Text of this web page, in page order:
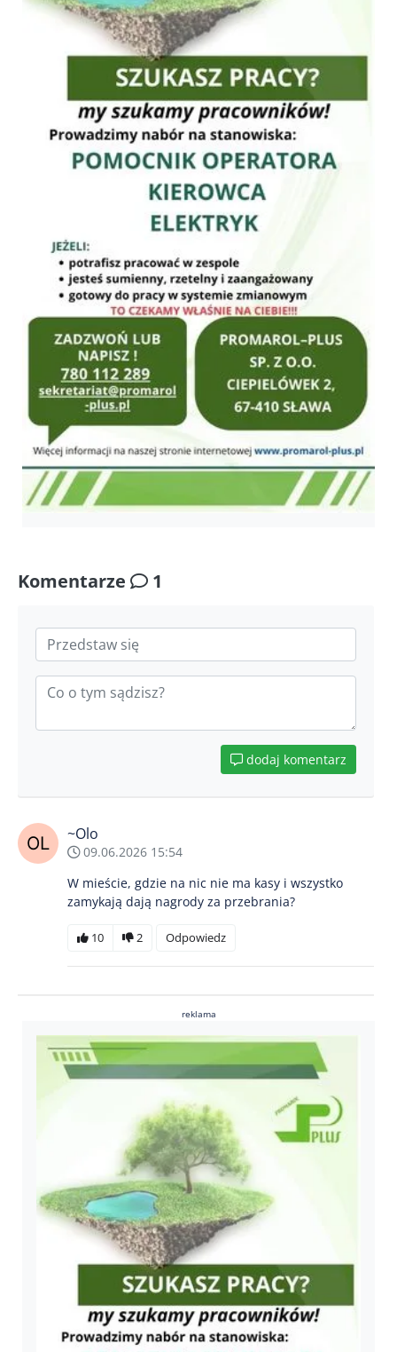
Komentarze 1
dodaj komentarz
~Olo
09.06.2026 15:54
W mieście, gdzie na nic nie ma kasy i wszystko
zamykają dają nagrody za przebrania?
10 2 Odpowiedz
reklama